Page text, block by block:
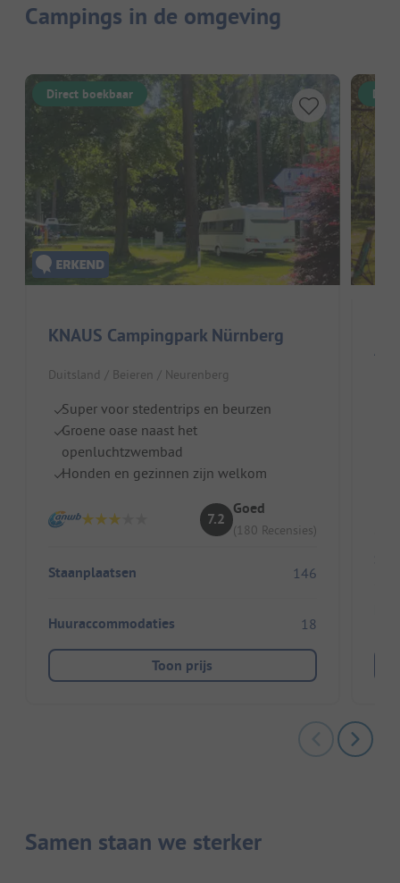
Campings in de omgeving
Direct boekbaar
KNAUS Campingpark Nürnberg
Duitsland / Beieren / Neurenberg
Super voor stedentrips en beurzen
Groene oase naast het
openluchtzwembad
Honden en gezinnen zijn welkom
7.2
Goed
(180 Recensies)
Staanplaatsen 146
Huuraccommodaties 18
Toon prijs
Samen staan we sterker